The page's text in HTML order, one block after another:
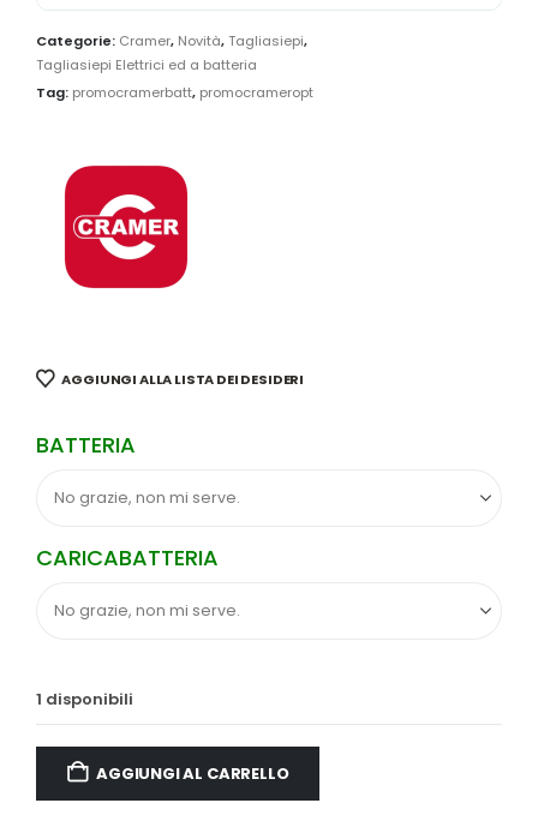
Categorie: Cramer, Novità,Tagliasiepi,
Tagliasiepi Elettrici ed a batteria
Tag: promocramerbatt, promocrameropt
AGGIUNGI ALLA LISTA DEI DESIDERI
BATTERIA
CARICABATTERIA
1 disponibili
AGGIUNGI AL CARRELLO